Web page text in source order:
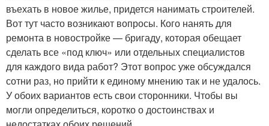
въехать в новое жилье, придется нанимать строителей.
Вот тут часто возникают вопросы. Кого нанять для
ремонта в новостройке — бригаду, которая обещает
сделать все «под ключ» или отдельных специалистов
для каждого вида работ? Этот вопрос уже обсуждался
сотни раз, но прийти к единому мнению так и не удалось.
У обоих вариантов есть свои сторонники. Чтобы вы
могли определиться, коротко о достоинствах и